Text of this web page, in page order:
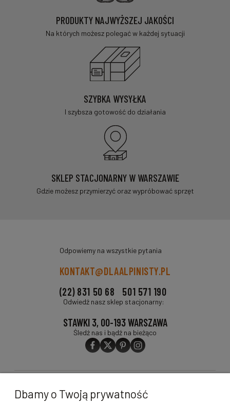
PRODUKTY NAJWYŻSZEJ JAKOŚCI
Na których możesz polegać w każdej sytuacji
SZYBKA WYSYŁKA
I szybsza gotowość do działania
SKLEP STACJONARNY W WARSZAWIE
Gdzie możesz przymierzyć oraz wypróbować sprzęt
Odpowiemy na wszystkie pytania
KONTAKT@DLAALPINISTY.PL
(22) 831 50 68
501 571 190
Odwiedź nasz sklep stacjonarny:
STAWKI 3, 00-193 WARSZAWA
Śledź nas i bądź na bieżąco
Dbamy o Twoją prywatność